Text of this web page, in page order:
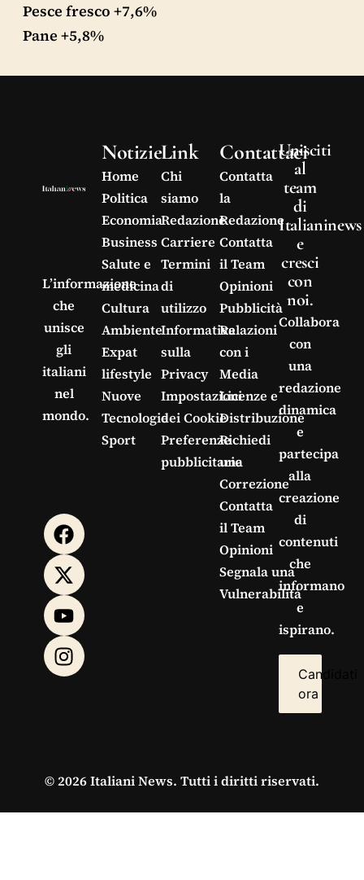
Pesce fresco +7,6%
Pane +5,8%
L’informazione
che
unisce
gli
italiani
nel
mondo.
Notizie
Home
Politica
Economia
Business
Salute e
medicina
Cultura
Ambiente
Expat
lifestyle
Nuove
Tecnologie
Sport
Link
Chi
siamo
Redazione
Carriere
Termini
di
utilizzo
Informativa
sulla
Privacy
Impostazioni
dei Cookie
Preferenze
pubblicitarie
Contattaci
Contatta
la
Redazione
Contatta
il Team
Opinioni
Pubblicità
Relazioni
con i
Media
Licenze e
Distribuzione
Richiedi
una
Correzione
Contatta
il Team
Opinioni
Segnala una
Vulnerabilità
Unisciti
al
team
di
Italianinews
e
cresci
con
noi.
Collabora
con
una
redazione
dinamica
e
partecipa
alla
creazione
di
contenuti
che
informano
e
ispirano.
Candidati
ora
© 2026 Italiani News. Tutti i diritti riservati.